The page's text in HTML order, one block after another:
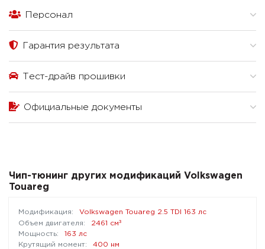
Персонал
Гарантия результата
Тест-драйв прошивки
Официальные документы
Чип-тюнинг других модификаций Volkswagen
Touareg
Volkswagen Touareg 2.5 TDI 163 лс
2461 см³
163 лс
400 нм